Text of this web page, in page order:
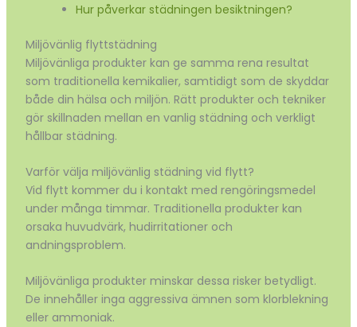
Hur påverkar städningen besiktningen?
Miljövänlig flyttstädning
Miljövänliga produkter kan ge samma rena resultat
som traditionella kemikalier, samtidigt som de skyddar
både din hälsa och miljön. Rätt produkter och tekniker
gör skillnaden mellan en vanlig städning och verkligt
hållbar städning.
Varför välja miljövänlig städning vid flytt?
Vid flytt kommer du i kontakt med rengöringsmedel
under många timmar. Traditionella produkter kan
orsaka huvudvärk, hudirritationer och
andningsproblem.
Miljövänliga produkter minskar dessa risker betydligt.
De innehåller inga aggressiva ämnen som klorblekning
eller ammoniak.